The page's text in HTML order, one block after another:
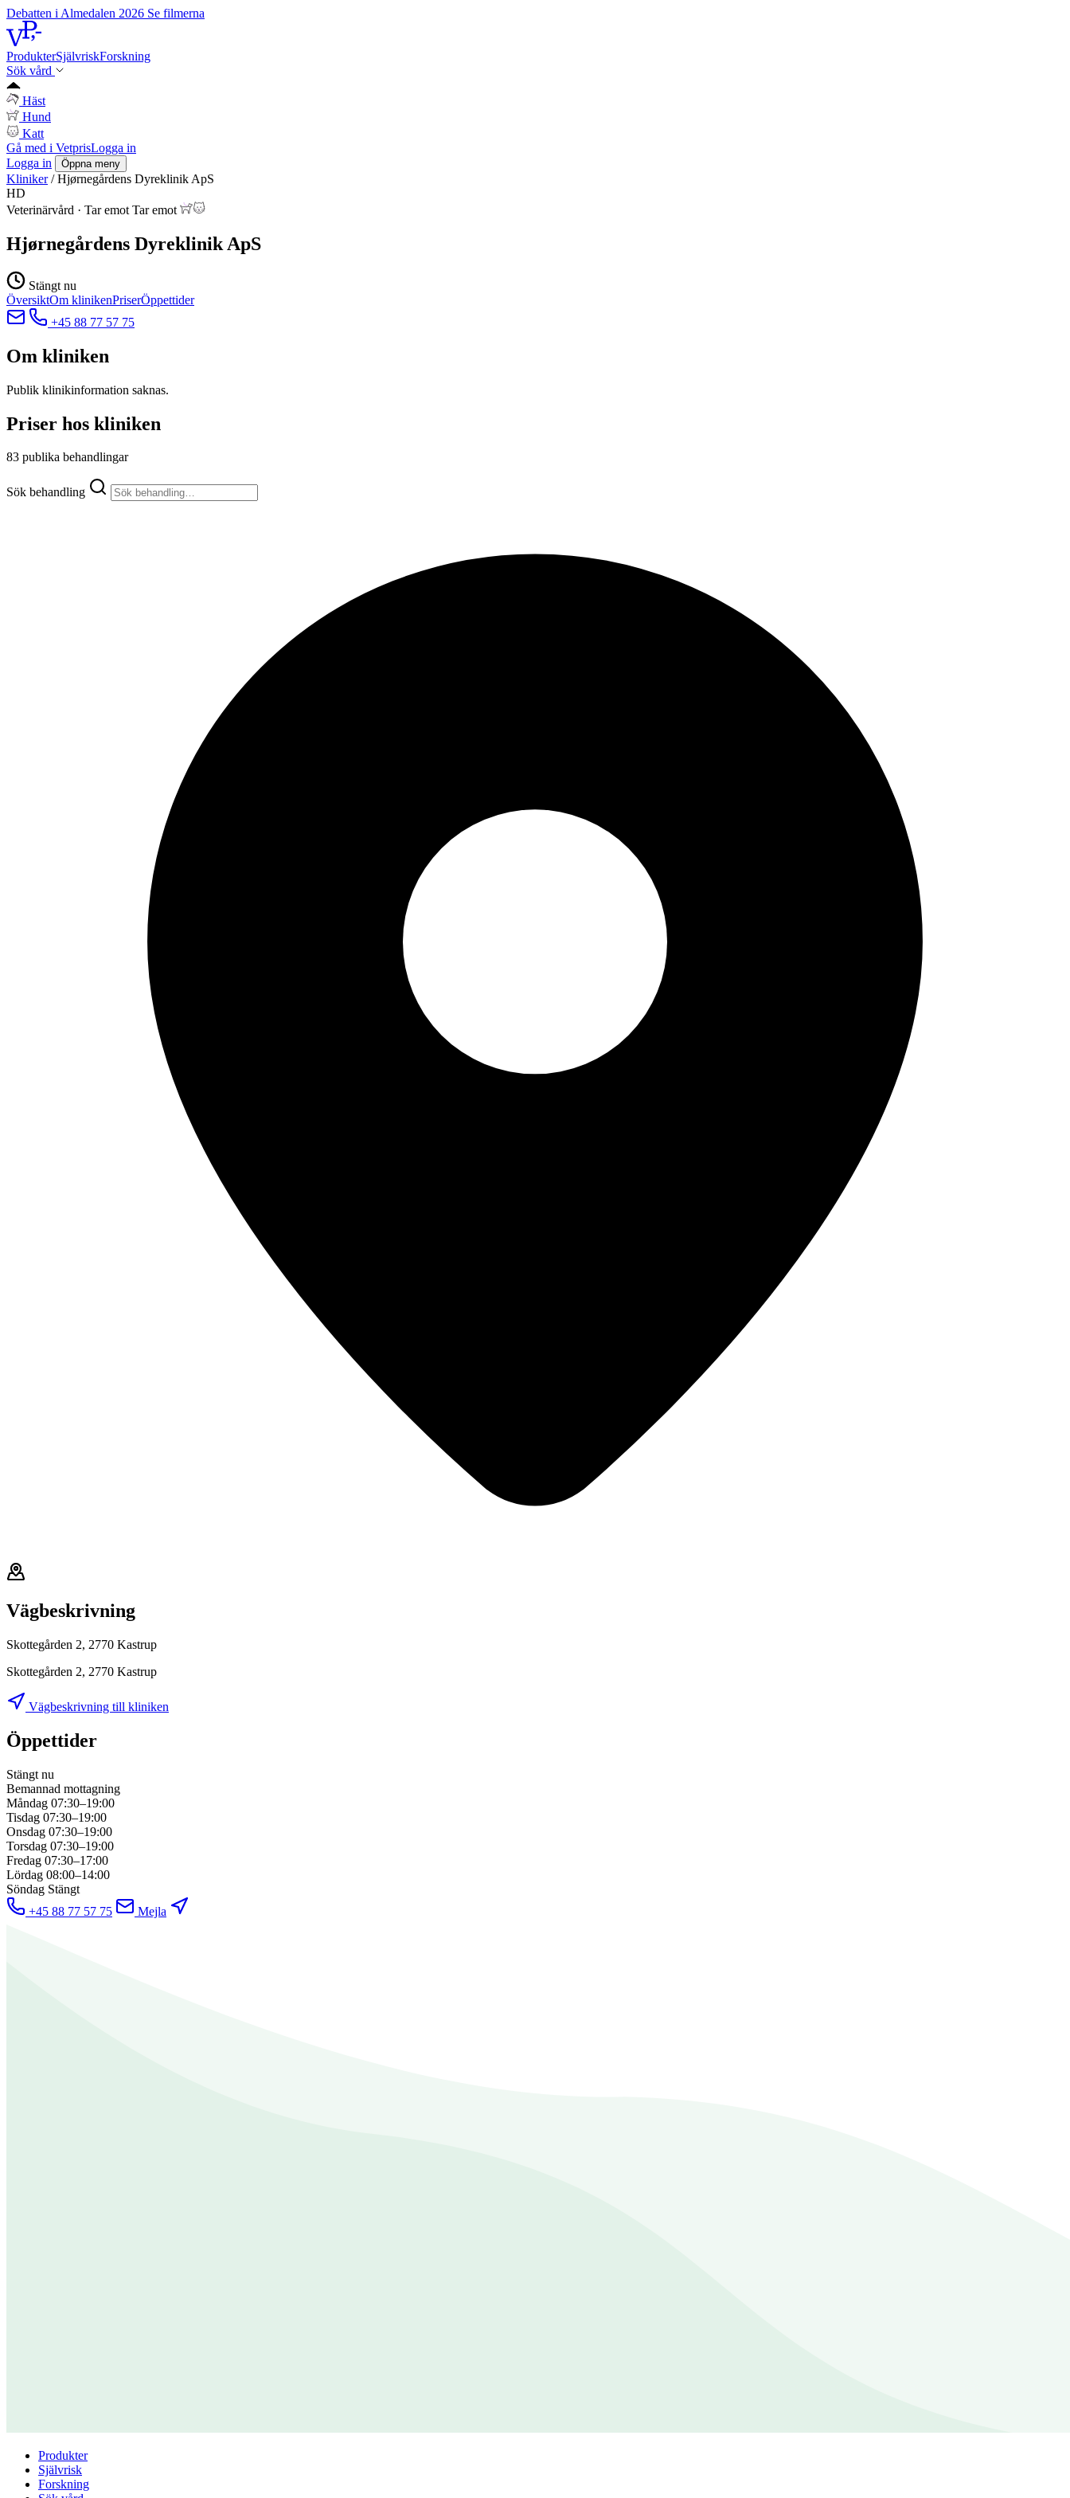
Debatten i Almedalen 2026 Se filmerna
ProdukterSjälvriskForskning
Sök vård
Häst
Hund
Katt
Gå med i VetprisLogga in
Logga in
Öppna meny
Kliniker / Hjørnegårdens Dyreklinik ApS
HD
Veterinärvård · Tar emot Tar emot
Hjørnegårdens Dyreklinik ApS
Stängt nu
ÖversiktOm klinikenPriserÖppettider
+45 88 77 57 75
Om kliniken
Publik klinikinformation saknas.
Priser hos kliniken
83 publika behandlingar
Sök behandling
Vägbeskrivning
Skottegården 2, 2770 Kastrup
Skottegården 2, 2770 Kastrup
Vägbeskrivning till kliniken
Öppettider
Stängt nu
Bemannad mottagning
Måndag 07:30–19:00
Tisdag 07:30–19:00
Onsdag 07:30–19:00
Torsdag 07:30–19:00
Fredag 07:30–17:00
Lördag 08:00–14:00
Söndag Stängt
+45 88 77 57 75
Mejla
Produkter
Självrisk
Forskning